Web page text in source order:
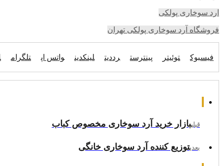
ارد سوخاری پولکی
فروشگاه آرد سوخاری پولکی تهران
فیسبوک توئیتر پینترست رددیت لینکدین واتس اپ تلگرام
قبلیبازار خرید آرد سوخاری مخصوص کباب
بعدیتوزیع کننده آرد سوخاری خانگی